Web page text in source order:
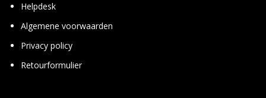
Helpdesk
Algemene voorwaarden
Privacy policy
Retourformulier